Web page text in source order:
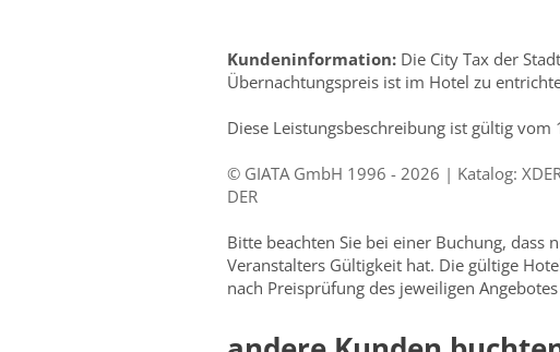
Kundeninformation: Die City Tax der
Übernachtungspreis ist im Hotel zu
Diese Leistungsbeschreibung ist gültig
© GIATA GmbH 1996 - 2026 | Katalog:
DER
Bitte beachten Sie bei einer Buchung, dass
Veranstalters Gültigkeit hat. Die gültige
nach Preisprüfung des jeweiligen